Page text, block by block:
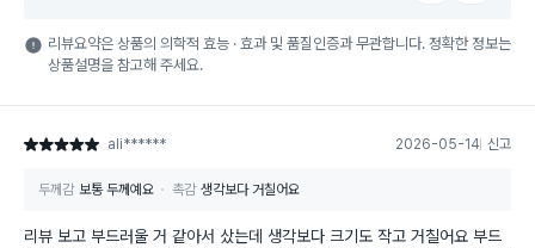
리뷰요약은 상품의 의학적 효능 · 효과 및 품질인증과 무관합니다. 정확한 정보는
상품설명을 참고해 주세요.
별점 5점 ali****** 2026-05-14 신고
두께감 보통 두께예요 촉감 생각보다 거칠어요
리뷰 보고 부드러울 거 같아서 샀는데 생각보다 크기도 작고 거칠어요 부드